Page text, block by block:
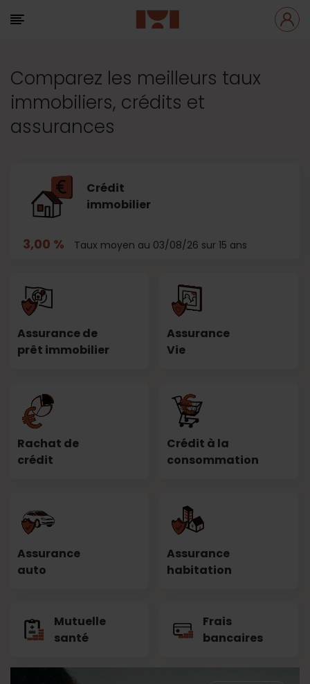
Comparez les meilleurs taux
immobiliers, crédits et
assurances
Crédit
immobilier
3,00 % Taux moyen au 03/08/26 sur 15 ans
Assurance de
prêt immobilier
Assurance
Vie
Rachat de
crédit
Crédit à la
consommation
Assurance
auto
Assurance
habitation
Mutuelle
santé
Frais
bancaires